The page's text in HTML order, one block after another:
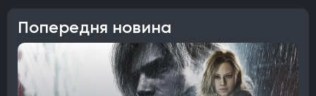
Попередня новина